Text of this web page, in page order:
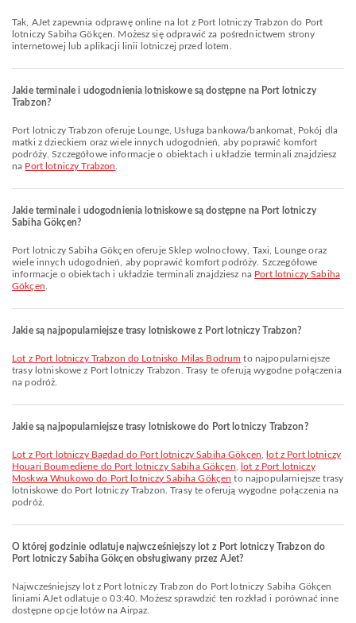
Tak, AJet zapewnia odprawę online na lot z Port lotniczy Trabzon do Port
lotniczy Sabiha Gökçen. Możesz się odprawić za pośrednictwem strony
internetowej lub aplikacji linii lotniczej przed lotem.
Jakie terminale i udogodnienia lotniskowe są dostępne na Port lotniczy
Trabzon?
Port lotniczy Trabzon oferuje Lounge, Usługa bankowa/bankomat, Pokój dla
matki z dzieckiem oraz wiele innych udogodnień, aby poprawić komfort
podróży. Szczegółowe informacje o obiektach i układzie terminali znajdziesz
na Port lotniczy Trabzon
Jakie terminale i udogodnienia lotniskowe są dostępne na Port lotniczy
Sabiha Gökçen?
Port lotniczy Sabiha Gökçen oferuje Sklep wolnocłowy, Taxi, Lounge oraz
wiele innych udogodnień, aby poprawić komfort podróży. Szczegółowe
informacje o obiektach i układzie terminali znajdziesz na Port lotniczy Sabiha
Gökçen
Jakie są najpopularniejsze trasy lotniskowe z Port lotniczy Trabzon?
lot z Port lotniczy Trabzon do Lotnisko Milas Bodrum to najpopularniejsze
trasy lotniskowe z Port lotniczy Trabzon. Trasy te oferują wygodne połączenia
na podróż.
Jakie są najpopularniejsze trasy lotniskowe do Port lotniczy Trabzon?
lot z Port lotniczy Bagdad do Port lotniczy Sabiha Gökçen
lot z Port lotniczy
Houari Boumediene do Port lotniczy Sabiha Gökçen
lot z Port lotniczy
Moskwa Wnukowo do Port lotniczy Sabiha Gökçen to najpopularniejsze trasy
lotniskowe do Port lotniczy Trabzon. Trasy te oferują wygodne połączenia na
podróż.
O której godzinie odlatuje najwcześniejszy lot z Port lotniczy Trabzon do
Port lotniczy Sabiha Gökçen obsługiwany przez AJet?
Najwcześniejszy lot z Port lotniczy Trabzon do Port lotniczy Sabiha Gökçen
liniami AJet odlatuje o 03:40. Możesz sprawdzić ten rozkład i porównać inne
dostępne opcje lotów na Airpaz.